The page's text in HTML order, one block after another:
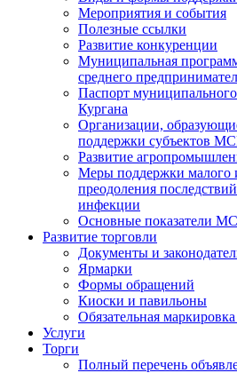
Мероприятия и события
Полезные ссылки
Развитие конкуренции
Муниципальная
среднего
Паспорт муниципального
Кургана
Организации,
поддержки субъектов
Развитие
Меры поддержки малого
преодоления
инфекции
Основные показатели
Развитие торговли
Документы и
Ярмарки
Формы обращений
Киоски и павильоны
Обязательная маркировка
Услуги
Торги
Полный перечень